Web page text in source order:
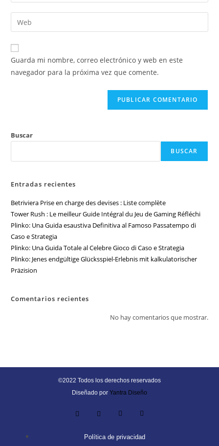
Guarda mi nombre, correo electrónico y web en este
navegador para la próxima vez que comente.
Buscar
BUSCAR
Entradas recientes
Betriviera Prise en charge des devises : Liste complète
Tower Rush : Le meilleur Guide Intégral du Jeu de Gaming Réfléchi
Plinko: Una Guida esaustiva Definitiva al Famoso Passatempo di
Caso e Strategia
Plinko: Una Guida Totale al Celebre Gioco di Caso e Strategia
Plinko: Jenes endgültige Glücksspiel-Erlebnis mit kalkulatorischer
Präzision
Comentarios recientes
No hay comentarios que mostrar.
©2022 Todos los derechos reservados
Diseñado por Yantra Diseño
Política de privacidad